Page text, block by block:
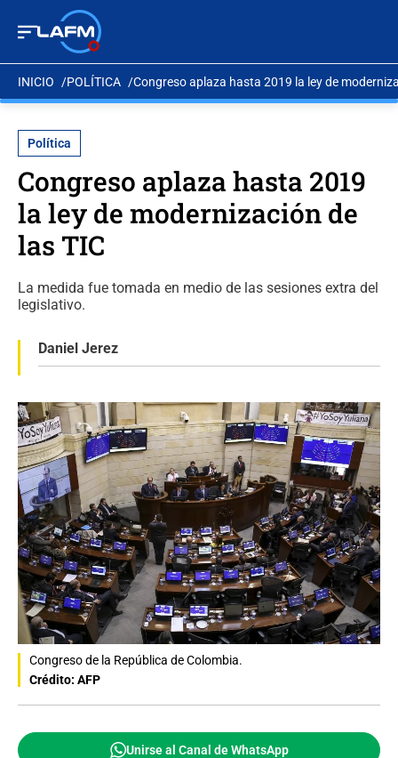
INICIO POLÍTICA Congreso aplaza hasta 2019 la ley de
Política
Congreso aplaza hasta 2019
la ley de modernización de
las TIC
La medida fue tomada en medio de las sesiones extra del
legislativo.
Daniel Jerez
Congreso de la República de Colombia.
Crédito: AFP
Unirse al Canal de WhatsApp